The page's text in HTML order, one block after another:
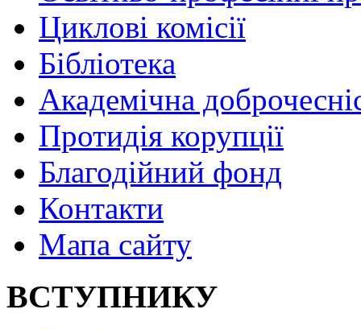
Циклові комісії
Бібліотека
Академічна
Протидія корупції
Благодійний фонд
Контакти
Мапа сайту
ВСТУПНИКУ